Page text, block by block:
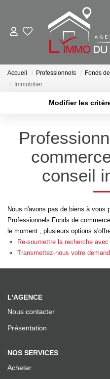
NOS
Outils
NOS
NOTRE
Notre
Accueil Professionnels Fonds
Immobilier
Modifier les
Surface min
conseil
Nous n'avons pas de biens à vous
Professionnels Fonds de
le moment , plusieurs options
Re-soumettre la recherche avec
Transmettez-nous votre
L'AGENCE
Nous contacter
Présentation
NOS SERVICES
Acheter